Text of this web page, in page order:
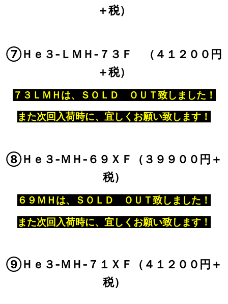
＋税）
⑦Ｈｅ３‐ＬＭＨ‐７３Ｆ （４１２００円
＋税）
７３ＬＭＨは、ＳＯＬＤ ＯＵＴ致しました！
また次回入荷時に、宜しくお願い致します！
⑧Ｈｅ３‐ＭＨ‐６９ＸＦ（３９９００円＋
税）
６９ＭＨは、ＳＯＬＤ ＯＵＴ致しました！
また次回入荷時に、宜しくお願い致します！
⑨Ｈｅ３‐ＭＨ‐７１ＸＦ（４１２００円＋
税）